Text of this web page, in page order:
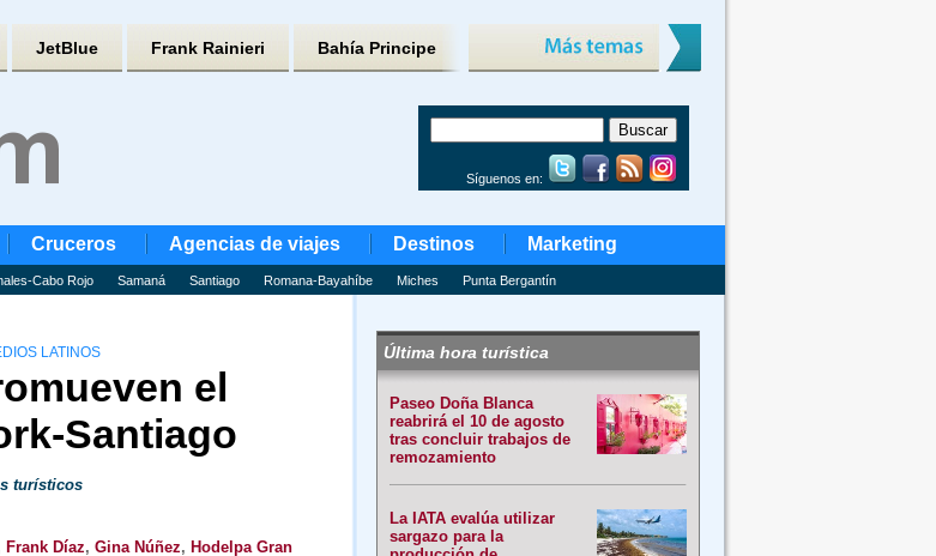
JetBlue Frank Rainieri Bahía Principe
Síguenos en:
Cruceros Agencias de viajes Destinos Marketing
Cabo Rojo Samaná Santiago Romana-Bayahíbe Miches Punta Bergantín
LATINOS
el
Santiago
turísticos
Frank Díaz, Gina Núñez, Hodelpa Gran
Última hora turística
Paseo Doña Blanca
reabrirá el 10 de agosto
tras concluir trabajos de
remozamiento
La IATA evalúa utilizar
sargazo para la